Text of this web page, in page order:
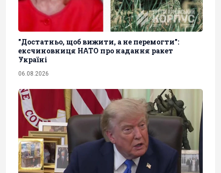
"Достатньо, щоб вижити, а не перемогти":
ексчиновниця НАТО про надання ракет
Україні
06.08.2026